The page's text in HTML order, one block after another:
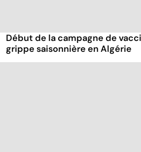
Début de la campagne de
grippe saisonnière en Algérie